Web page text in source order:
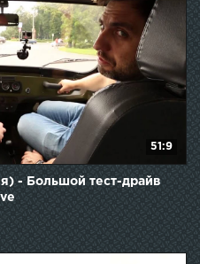
51:9
- Большой тест-драйв